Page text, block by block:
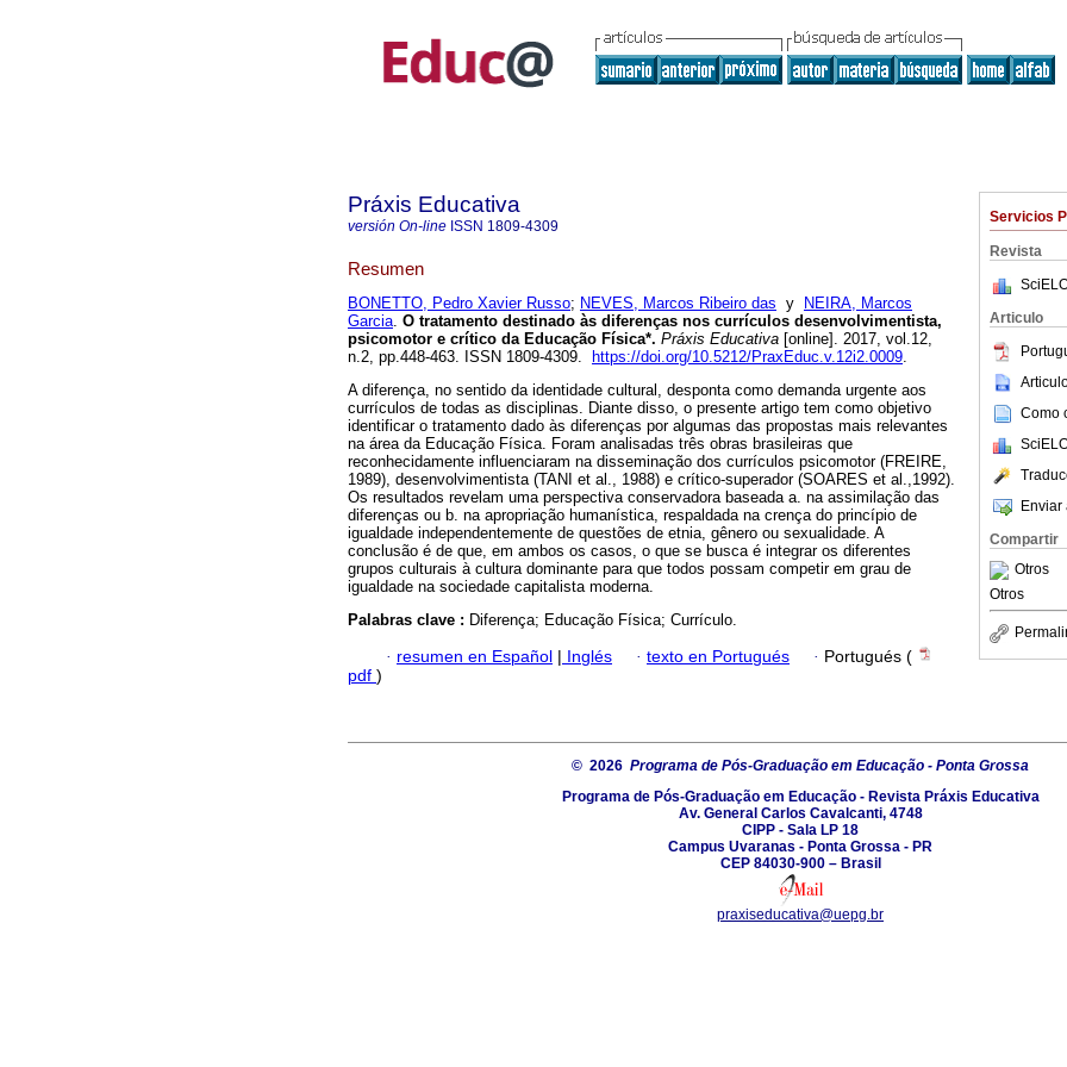
Servicios
Revista
Articulo
Como
Enviar
Compartir
Otros
Otros
Práxis Educativa
versión On-line ISSN 1809-4309
Resumen
BONETTO, Pedro Xavier Russo; NEVES, Marcos Ribeiro das y
NEIRA, Marcos
Garcia. O tratamento destinado às diferenças nos currículos desenvolvimentista,
psicomotor e crítico da Educação Física*. Práxis Educativa [online]. 2017, vol.12,
n.2, pp.448-463. ISSN 1809-4309.
https://doi.org/10.5212/PraxEduc.v.12i2.0009.
A diferença, no sentido da identidade cultural, desponta como demanda urgente aos
currículos de todas as disciplinas. Diante disso, o presente artigo tem como objetivo
identificar o tratamento dado às diferenças por algumas das propostas mais relevantes
na área da Educação Física. Foram analisadas três obras brasileiras que
reconhecidamente influenciaram na disseminação dos currículos psicomotor (FREIRE,
1989), desenvolvimentista (TANI et al., 1988) e crítico-superador (SOARES et al.,1992).
Os resultados revelam uma perspectiva conservadora baseada a. na assimilação das
diferenças ou b. na apropriação humanística, respaldada na crença do princípio de
igualdade independentemente de questões de etnia, gênero ou sexualidade. A
conclusão é de que, em ambos os casos, o que se busca é integrar os diferentes
grupos culturais à cultura dominante para que todos possam competir em grau de
igualdade na sociedade capitalista moderna.
Palabras clave : Diferença; Educação Física; Currículo.
· resumen en Español | Inglés · texto en Portugués · Portugués (
pdf )
© 2026 Programa de Pós-Graduação em Educação - Ponta Grossa
Programa de Pós-Graduação em Educação - Revista Práxis Educativa
Av. General Carlos Cavalcanti, 4748
CIPP - Sala LP 18
Campus Uvaranas - Ponta Grossa - PR
CEP 84030-900 – Brasil
praxiseducativa@uepg.br